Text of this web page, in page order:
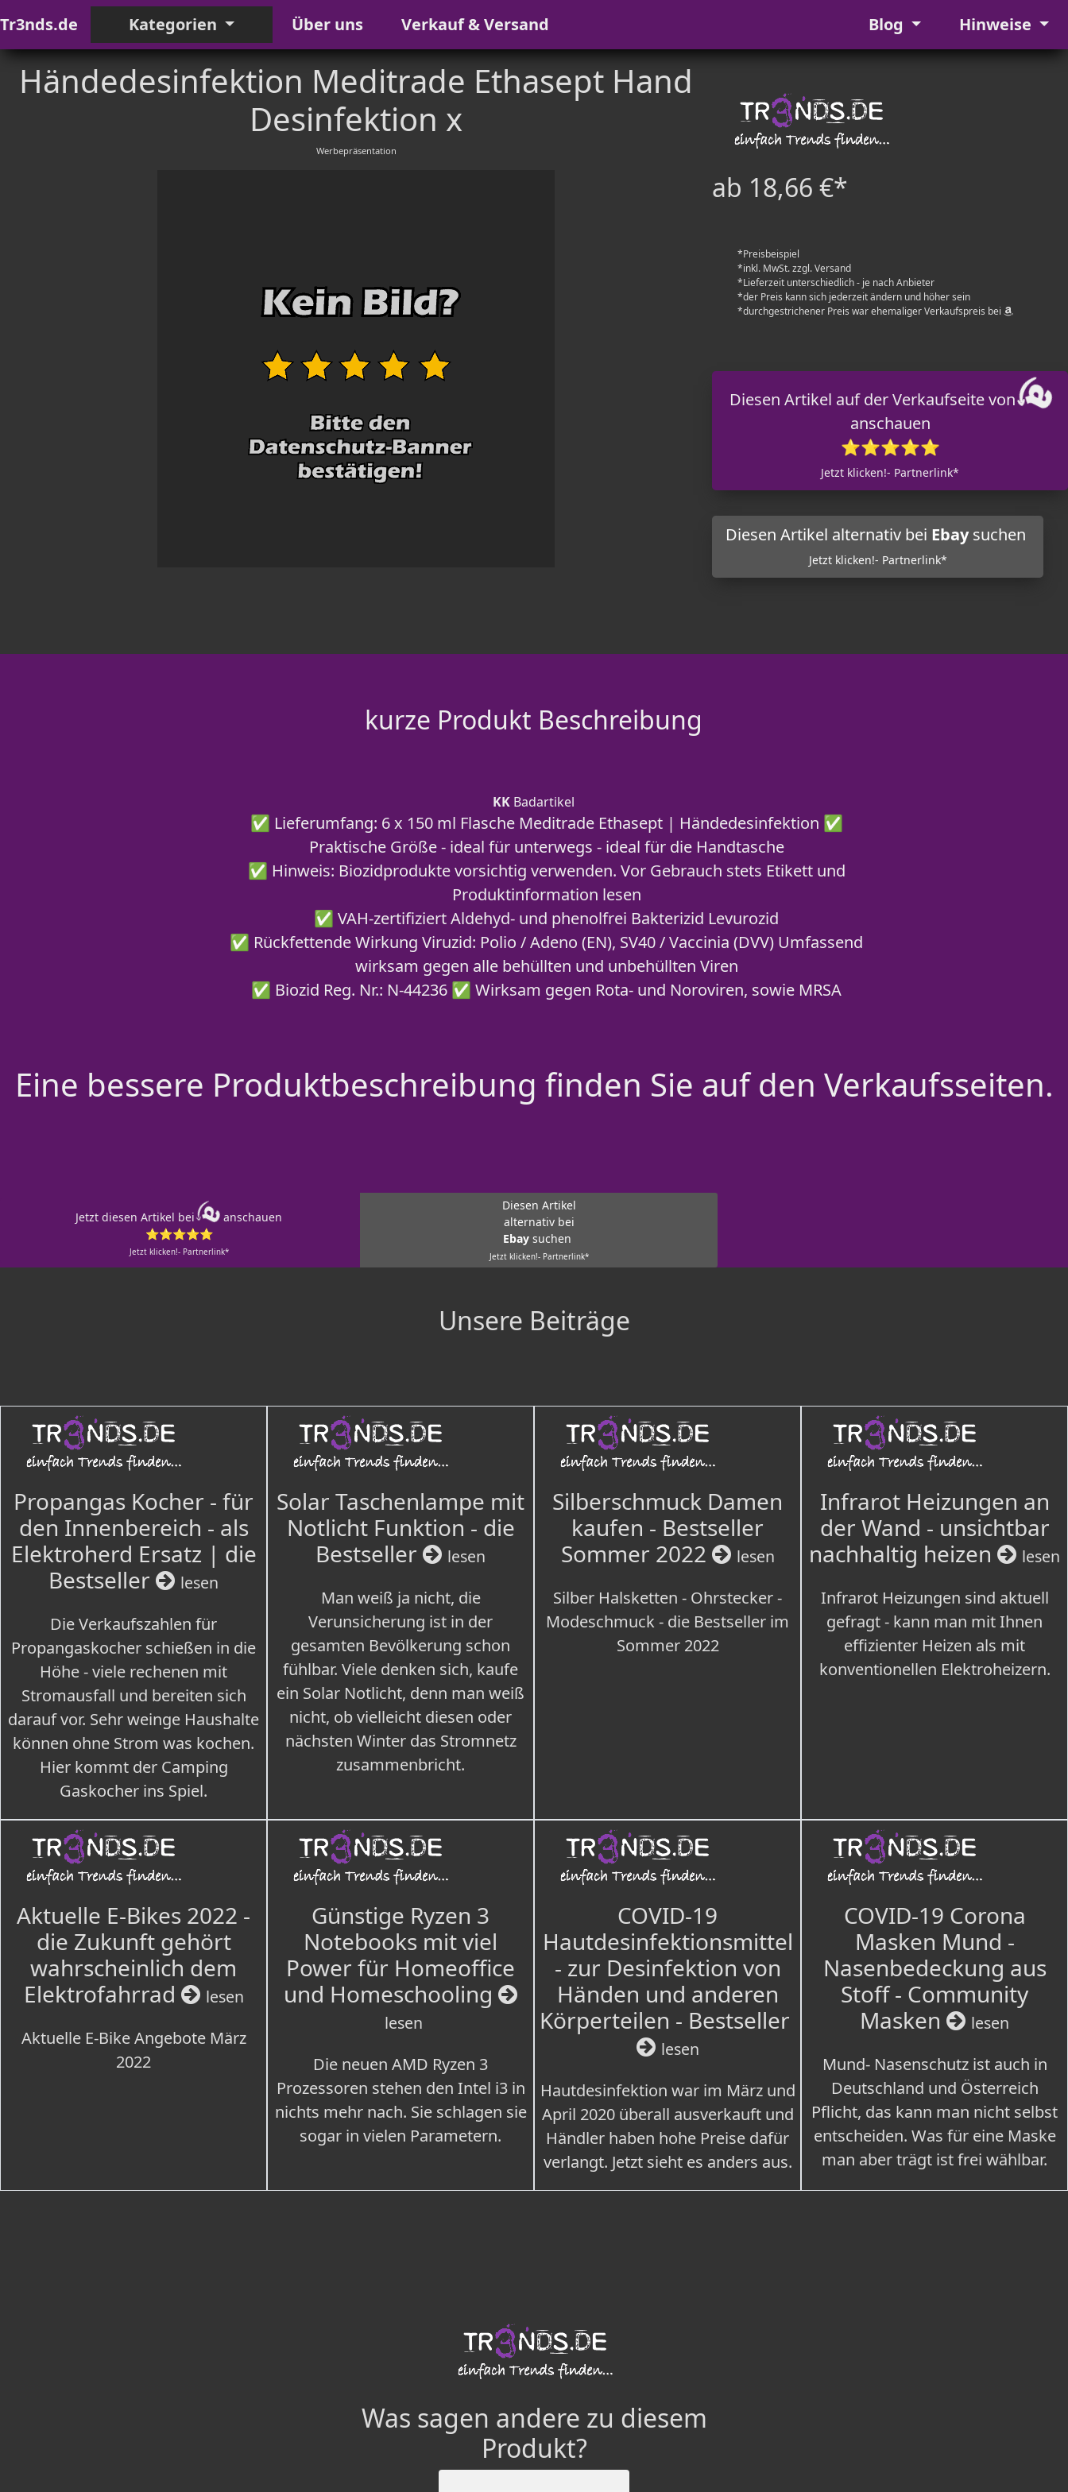
Tr3nds.de Kategorien Über uns Verkauf & Versand Blog Hinweise
Händedesinfektion Meditrade Ethasept Hand
Desinfektion x
Werbepräsentation
ab 18,66 €*
*Preisbeispiel
*inkl. MwSt. zzgl. Versand
*Lieferzeit unterschiedlich - je nach Anbieter
*der Preis kann sich jederzeit ändern und höher sein
*durchgestrichener Preis war ehemaliger Verkaufspreis bei
Diesen Artikel auf der Verkaufseite von
anschauen
⭐⭐⭐⭐⭐
Jetzt klicken!- Partnerlink*
Diesen Artikel alternativ bei Ebaysuchen
Jetzt klicken!- Partnerlink*
kurze Produkt Beschreibung
KK Badartikel
✅ Lieferumfang: 6 x 150 ml Flasche Meditrade Ethasept | Händedesinfektion ✅
Praktische Größe - ideal für unterwegs - ideal für die Handtasche
✅ Hinweis: Biozidprodukte vorsichtig verwenden. Vor Gebrauch stets Etikett und
Produktinformation lesen
✅ VAH-zertifiziert Aldehyd- und phenolfrei Bakterizid Levurozid
✅ Rückfettende Wirkung Viruzid: Polio / Adeno (EN), SV40 / Vaccinia (DVV) Umfassend
wirksam gegen alle behüllten und unbehüllten Viren
✅ Biozid Reg. Nr.: N-44236 ✅ Wirksam gegen Rota- und Noroviren, sowie MRSA
Eine bessere Produktbeschreibung finden Sie auf den Verkaufsseiten.
Jetzt diesen Artikel bei
anschauen
⭐⭐⭐⭐⭐
Jetzt klicken!- Partnerlink*
Diesen Artikel
alternativ bei
Ebay suchen
Jetzt klicken!- Partnerlink*
Unsere Beiträge
Propangas Kocher - für
den Innenbereich - als
Elektroherd Ersatz | die
Bestseller
lesen
Die Verkaufszahlen für
Propangaskocher schießen in die
Höhe - viele rechenen mit
Stromausfall und bereiten sich
darauf vor. Sehr weinge Haushalte
können ohne Strom was kochen.
Hier kommt der Camping
Gaskocher ins Spiel.
Solar Taschenlampe mit
Notlicht Funktion - die
Bestseller
lesen
Man weiß ja nicht, die
Verunsicherung ist in der
gesamten Bevölkerung schon
fühlbar. Viele denken sich, kaufe
ein Solar Notlicht, denn man weiß
nicht, ob vielleicht diesen oder
nächsten Winter das Stromnetz
zusammenbricht.
Silberschmuck Damen
kaufen - Bestseller
Sommer 2022
lesen
Silber Halsketten - Ohrstecker -
Modeschmuck - die Bestseller im
Sommer 2022
Infrarot Heizungen an
der Wand - unsichtbar
nachhaltig heizen
lesen
Infrarot Heizungen sind aktuell
gefragt - kann man mit Ihnen
effizienter Heizen als mit
konventionellen Elektroheizern.
Aktuelle E-Bikes 2022 -
die Zukunft gehört
wahrscheinlich dem
Elektrofahrrad
lesen
Aktuelle E-Bike Angebote März
2022
Günstige Ryzen 3
Notebooks mit viel
Power für Homeoffice
und Homeschooling
lesen
Die neuen AMD Ryzen 3
Prozessoren stehen den Intel i3 in
nichts mehr nach. Sie schlagen sie
sogar in vielen Parametern.
COVID-19
Hautdesinfektionsmittel
- zur Desinfektion von
Händen und anderen
Körperteilen - Bestseller
lesen
Hautdesinfektion war im März und
April 2020 überall ausverkauft und
Händler haben hohe Preise dafür
verlangt. Jetzt sieht es anders aus.
COVID-19 Corona
Masken Mund -
Nasenbedeckung aus
Stoff - Community
Masken
lesen
Mund- Nasenschutz ist auch in
Deutschland und Österreich
Pflicht, das kann man nicht selbst
entscheiden. Was für eine Maske
man aber trägt ist frei wählbar.
Was sagen andere zu diesem
Produkt?